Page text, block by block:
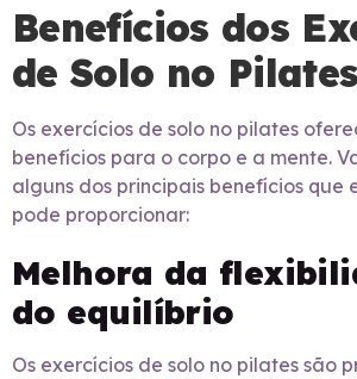
Benefícios dos
de Solo no Pilates
Os exercícios de solo no pilates
benefícios para o corpo e a mente.
alguns dos principais benefícios que
pode proporcionar:
Melhora da
do equilíbrio
Os exercícios de solo no pilates são